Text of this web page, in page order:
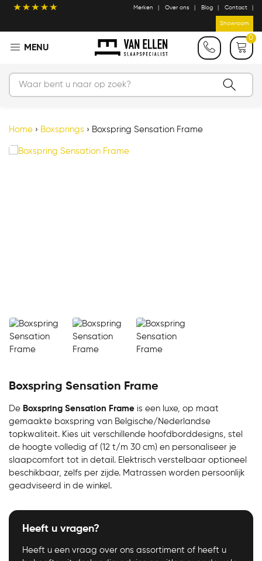
Merken Over ons Blog Contact
Showroom
0
Home › Boxsprings › Boxspring Sensation Frame
Boxspring Sensation Frame
De Boxspring Sensation Frame is een luxe, op maat
gemaakte boxspring van Belgische/Nederlandse
topkwaliteit. Kies uit verschillende hoofdborddesigns, stel
de hoogte volledig af (12 t/m 30 cm) en personaliseer je
slaapcomfort tot in detail. Elektrisch verstelbaar optioneel
beschikbaar, zelfs per zijde. Matrassen worden persoonlijk
geadviseerd in de winkel.
Heeft u vragen?
Heeft u een vraag over ons assortiment of heeft u